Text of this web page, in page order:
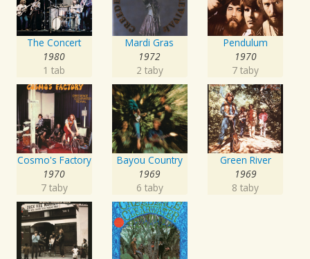
The Concert
1980
1 tab
Mardi Gras
1972
2 taby
Pendulum
1970
7 taby
Cosmo's Factory
1970
7 taby
Bayou Country
1969
6 taby
Green River
1969
8 taby